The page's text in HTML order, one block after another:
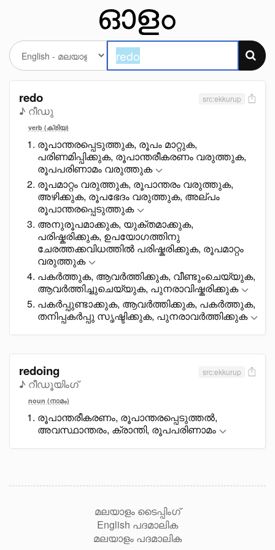
redo
♪ റീഡു
src:ekkurup
verb (ക്രിയ)
രൂപാന്തരപ്പെടുത്തുക, രൂപം മാറ്റുക,
പരിണമിപ്പിക്കുക, രൂപാന്തരീകരണം വരുത്തുക,
രൂപപരിണാമം വരുത്തുക
രൂപമാറ്റം വരുത്തുക, രൂപാന്തരം വരുത്തുക,
അഴിക്കുക, രൂപഭേദം വരുത്തുക, അല്പം
രൂപാന്തരപ്പെടുത്തുക
അനുരൂപമാക്കുക, യുക്തമാക്കുക,
പരിഷ്കരിക്കുക, ഉപയോഗത്തിനു
ചേരത്തക്കവിധത്തിൽ പരിഷ്കരിക്കുക, രൂപമാറ്റം
വരുത്തുക
പകർത്തുക, ആവർത്തിക്കുക, വീണ്ടുംചെയ്യുക,
ആവർത്തിച്ചുചെയ്യുക, പുനരാവിഷ്കരിക്കുക
പകർപ്പുണ്ടാക്കുക, ആവർത്തിക്കുക, പകർത്തുക,
തനിപ്പകർപ്പു സൃഷ്ടിക്കുക, പുനരാവർത്തിക്കുക
redoing
♪ റീഡൂയിംഗ്
src:ekkurup
noun (നാമം)
രൂപാന്തരീകരണം, രൂപാന്തരപ്പെടുത്തൽ,
അവസ്ഥാന്തരം, ക്രാന്തി, രൂപപരിണാമം
മലയാളം ടൈപ്പിംഗ്
English പദമാലിക
മലയാളം പദമാലിക